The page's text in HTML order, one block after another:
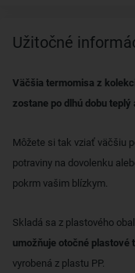
Užitočné
Väčšia termomisa z
zostane po dlhú dobu teplý
Môžete si tak vziať väčšiu
potraviny na dovolenku
pokrm vašim blízkym.
Skladá sa z plastového
umožňuje otočné plastové
vyrobená z plastu PP.